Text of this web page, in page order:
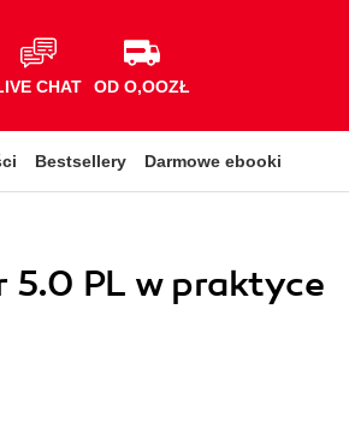
CHAT OD O,OOZŁ
Bestsellery Darmowe ebooki
PL w praktyce